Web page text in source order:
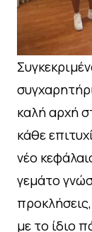
καλή αρχή
κάθε
νέο
γεμάτο
με το ίδιο